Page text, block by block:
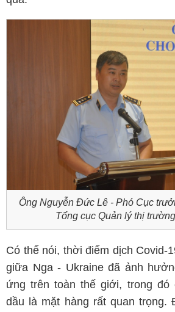
Ông Nguyễn Đức Lê - Phó Cục
Tổng cục Quản lý thị
Có thể nói, thời điểm dịch Covid-
giữa Nga - Ukraine đã ảnh
ứng trên toàn thế giới, trong đó
dầu là mặt hàng rất quan trọng.